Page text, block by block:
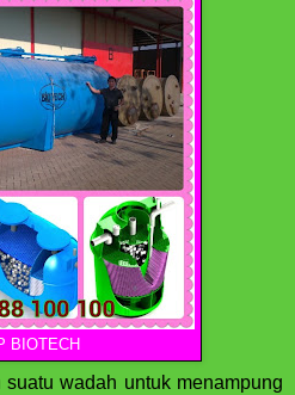
BIOTECH
wadah untuk menampung